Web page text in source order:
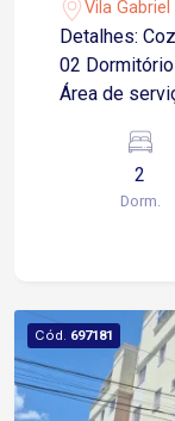
Vila
Detalhes: Cozinha; Sala de estar, Jantar e sacada;
02
Área de
localização,
às principais
minutos da
15 minutos de carro. Região
escolas,
público
mobilidade no dia a
2
Dorm.
Cód. 697181